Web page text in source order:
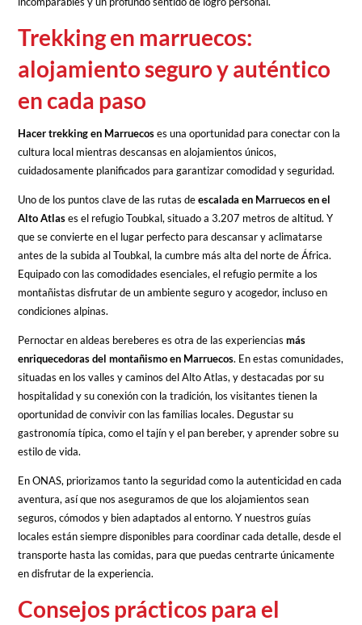
Trekking en marruecos:
alojamiento seguro y auténtico
en cada paso
Hacer trekking en Marruecoses una oportunidad para conectar con la
cultura local mientras descansas en alojamientos únicos,
cuidadosamente planificados para garantizar comodidad y seguridad.
Uno de los puntos clave de las rutas deescalada en Marruecos en el
Alto Atlases el refugio Toubkal, situado a 3.207 metros de altitud. Y
que se convierte en el lugar perfecto para descansar y aclimatarse
antes de la subida al Toubkal, la cumbre más alta del norte de África.
Equipado con las comodidades esenciales, el refugio permite a los
montañistas disfrutar de un ambiente seguro y acogedor, incluso en
condiciones alpinas.
Pernoctar en aldeas bereberes es otra de las experienciasmás
enriquecedoras del montañismo en Marruecos. En estas comunidades,
situadas en los valles y caminos del Alto Atlas, y destacadas por su
hospitalidad y su conexión con la tradición, los visitantes tienen la
oportunidad de convivir con las familias locales. Degustar su
gastronomía típica, como el tajín y el pan bereber, y aprender sobre su
estilo de vida.
En ONAS, priorizamos tanto la seguridad como la autenticidad en cada
aventura, así que nos aseguramos de que los alojamientos sean
seguros, cómodos y bien adaptados al entorno. Y nuestros guías
locales están siempre disponibles para coordinar cada detalle, desde el
transporte hasta las comidas, para que puedas centrarte únicamente
en disfrutar de la experiencia.
Consejos prácticos para el